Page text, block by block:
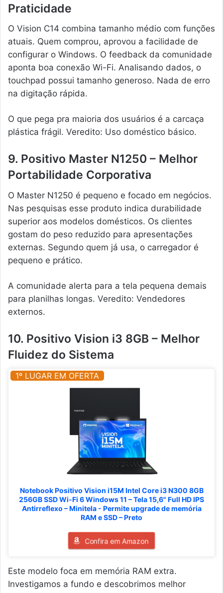
Praticidade
O Vision C14 combina tamanho médio com funções
atuais. Quem comprou, aprovou a facilidade de
configurar o Windows. O feedback da comunidade
aponta boa conexão Wi-Fi. Analisando dados, o
touchpad possui tamanho generoso. Nada de erro
na digitação rápida.
O que pega pra maioria dos usuários é a carcaça
plástica frágil. Veredito: Uso doméstico básico.
9. Positivo Master N1250 – Melhor
Portabilidade Corporativa
O Master N1250 é pequeno e focado em negócios.
Nas pesquisas esse produto indica durabilidade
superior aos modelos domésticos. Os clientes
gostam do peso reduzido para apresentações
externas. Segundo quem já usa, o carregador é
pequeno e prático.
A comunidade alerta para a tela pequena demais
para planilhas longas. Veredito: Vendedores
externos.
10. Positivo Vision i3 8GB – Melhor
Fluidez do Sistema
1º LUGAR EM OFERTA
Notebook Positivo Vision i15M Intel Core i3 N300 8GB
256GB SSD Wi-Fi 6 Windows 11 – Tela 15,6" Full HD IPS
Antirreflexo – Minitela - Permite upgrade de memória
RAM e SSD – Preto
Confira em Amazon
Este modelo foca em memória RAM extra.
Investigamos a fundo e descobrimos melhor